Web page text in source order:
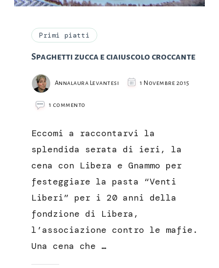
Primi piatti
Spaghetti zucca e ciaiuscolo croccante
Annalaura Levantesi 1 Novembre 2015
1 commento
e
ciaiuscolo
Eccomi a raccontarvi la
splendida serata di ieri, la
cena con Libera e Gnammo per
festeggiare la pasta “Venti
Liberi” per i 20 anni della
fondzione di Libera,
l’associazione contro le mafie.
Una cena che …